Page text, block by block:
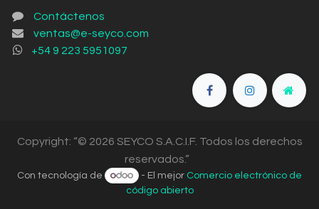
Contáctenos
ventas@e-seyco.com
+54 9 223 5951097
Copyright: “© 2026 SEYCO S.A.C.I.F. Todos los derechos
reservados.”
Con tecnología de - El mejor Comercio electrónico de
código abierto